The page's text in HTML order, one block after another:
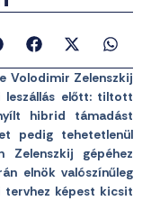
Volodimir Zelenszkij
leszállás előtt: tiltott
hibrid támadást
pedig tehetetlenül
Zelenszkij gépéhez
elnök valószínűleg
tervhez képest kicsit